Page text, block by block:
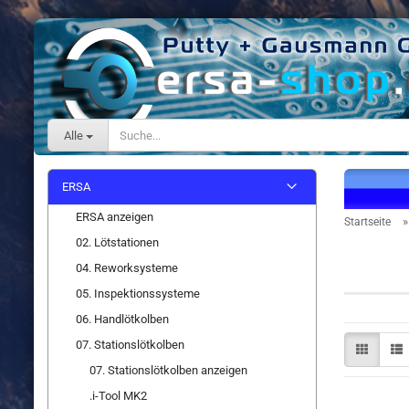
Alle
Startseite »
ERSA
ERSA anzeigen
02. Lötstationen
04. Reworksysteme
05. Inspektionssysteme
06. Handlötkolben
07. Stationslötkolben
07. Stationslötkolben anzeigen
.i-Tool MK2